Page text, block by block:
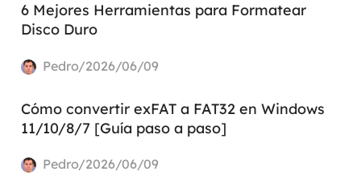
6 Mejores Herramientas para Formatear
Disco Duro
Pedro/2026/06/09
Cómo convertir exFAT a FAT32 en Windows
11/10/8/7 [Guía paso a paso]
Pedro/2026/06/09